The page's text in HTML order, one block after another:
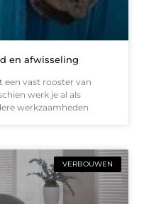
en afwisseling
een vast rooster van
werk je al als
werkzaamheden
VERBOUWEN